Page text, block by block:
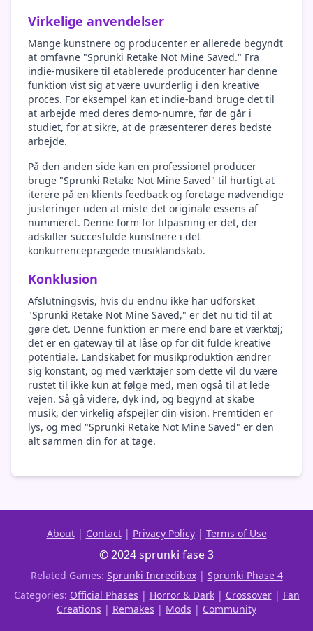
Virkelige anvendelser
Mange kunstnere og producenter er allerede begyndt
at omfavne "Sprunki Retake Not Mine Saved." Fra
indie-musikere til etablerede producenter har denne
funktion vist sig at være uvurderlig i den kreative
proces. For eksempel kan et indie-band bruge det til
at arbejde med deres demo-numre, før de går i
studiet, for at sikre, at de præsenterer deres bedste
arbejde.
På den anden side kan en professionel producer
bruge "Sprunki Retake Not Mine Saved" til hurtigt at
iterere på en klients feedback og foretage nødvendige
justeringer uden at miste det originale essens af
nummeret. Denne form for tilpasning er det, der
adskiller succesfulde kunstnere i det
konkurrenceprægede musiklandskab.
Konklusion
Afslutningsvis, hvis du endnu ikke har udforsket
"Sprunki Retake Not Mine Saved," er det nu tid til at
gøre det. Denne funktion er mere end bare et værktøj;
det er en gateway til at låse op for dit fulde kreative
potentiale. Landskabet for musikproduktion ændrer
sig konstant, og med værktøjer som dette vil du være
rustet til ikke kun at følge med, men også til at lede
vejen. Så gå videre, dyk ind, og begynd at skabe
musik, der virkelig afspejler din vision. Fremtiden er
lys, og med "Sprunki Retake Not Mine Saved" er den
alt sammen din for at tage.
About| Contact| Privacy Policy| Terms of Use
© 2024 sprunki fase 3
Related Games: Sprunki Incredibox| Sprunki Phase 4
Categories: Official Phases | Horror & Dark| Crossover| Fan
Creations | Remakes | Mods | Community